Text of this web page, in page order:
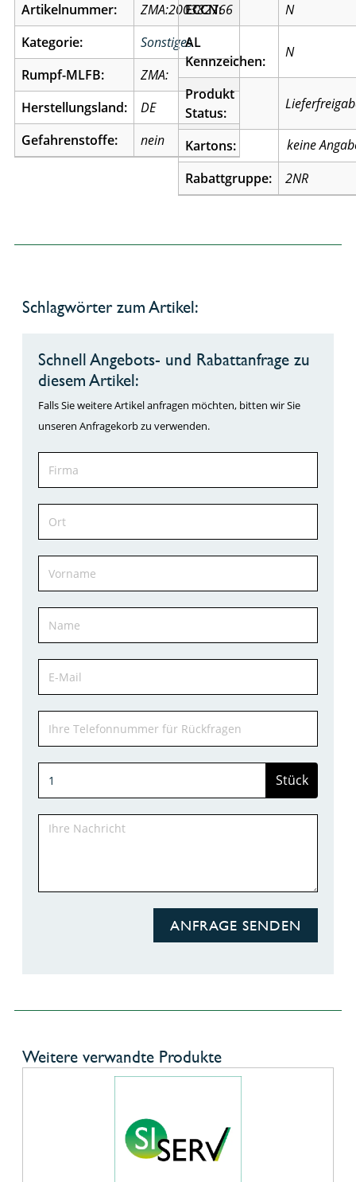
Artikelnummer:
ZMA:200382766
Kategorie:
Sonstiges
Rumpf-MLFB:
ZMA:
Herstellungsland:
DE
Gefahrenstoffe:
nein
ECCN:
N
AL
Kennzeichen:
N
Produkt
Status:
Kartons:
Rabattgruppe:
2NR
Schlagwörter zum Artikel:
Schnell Angebots- und Rabattanfrage zu
diesem Artikel:
Falls Sie weitere Artikel anfragen möchten, bitten wir Sie
unseren Anfragekorb zu verwenden.
Stück
ANFRAGE SENDEN
Weitere verwandte Produkte